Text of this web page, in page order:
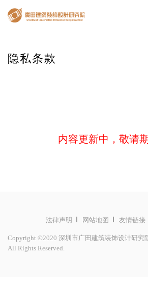
隐私条款
内容更新中，敬请
法律声明 网站地图 友情链接
Copyright ©2020 深圳市广田建筑装饰设计研究
All Rights Reserved.